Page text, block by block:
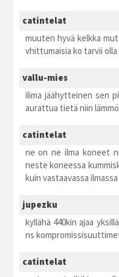
catintelat
muuten hyvä kelkka
vhittumaisia ko tarvii
vallu-mies
ilima jäähytteinen sen
aurattua tietä niin
catintelat
ne on ne ilma koneet
neste koneessa
kuin vastaavassa ilmassa
jupezku
kyllähä 440kin ajaa
ns
catintelat